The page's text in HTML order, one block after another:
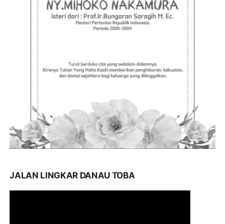
JALAN LINGKAR DANAU TOBA